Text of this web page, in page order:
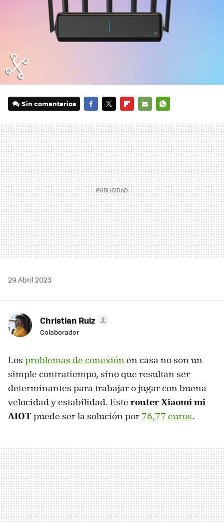
Sin comentarios
MAIL
29 Abril 2023
Christian Ruiz
Colaborador
Los problemas de conexión en casa no son un
simple contratiempo, sino que resultan ser
determinantes para trabajar o jugar con buena
velocidad y estabilidad. Este router Xiaomi mi
AIOTpuede ser la solución por 76,77 euros.